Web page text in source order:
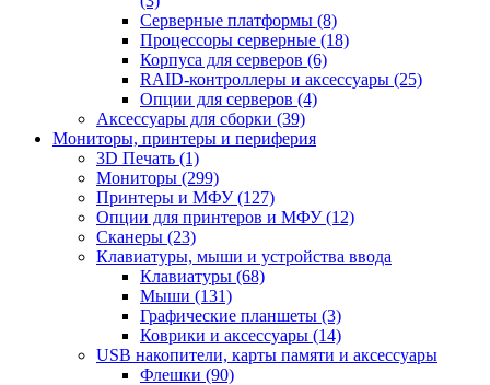
Серверные платформы (8)
Процессоры серверные (18)
Корпуса для серверов (6)
RAID-контроллеры и аксессуары (25)
Опции для серверов (4)
Аксессуары для сборки (39)
Мониторы, принтеры и периферия
3D Печать (1)
Мониторы (299)
Принтеры и МФУ (127)
Опции для принтеров и МФУ (12)
Сканеры (23)
Клавиатуры, мыши и устройства ввода
Клавиатуры (68)
Мыши (131)
Графические планшеты (3)
Коврики и аксессуары (14)
USB накопители, карты памяти и аксессуары
Флешки (90)